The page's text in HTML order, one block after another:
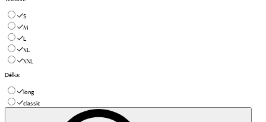
S
M
L
XL
XXL
Délka:
long
classic